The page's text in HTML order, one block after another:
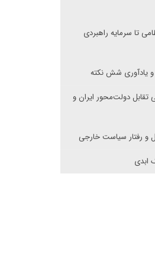
تا سرمایه راهبردی
یادآوری شش نکته
تقابل دولت‌محور ایران و
و رفتار سیاست خارجی
ابدی